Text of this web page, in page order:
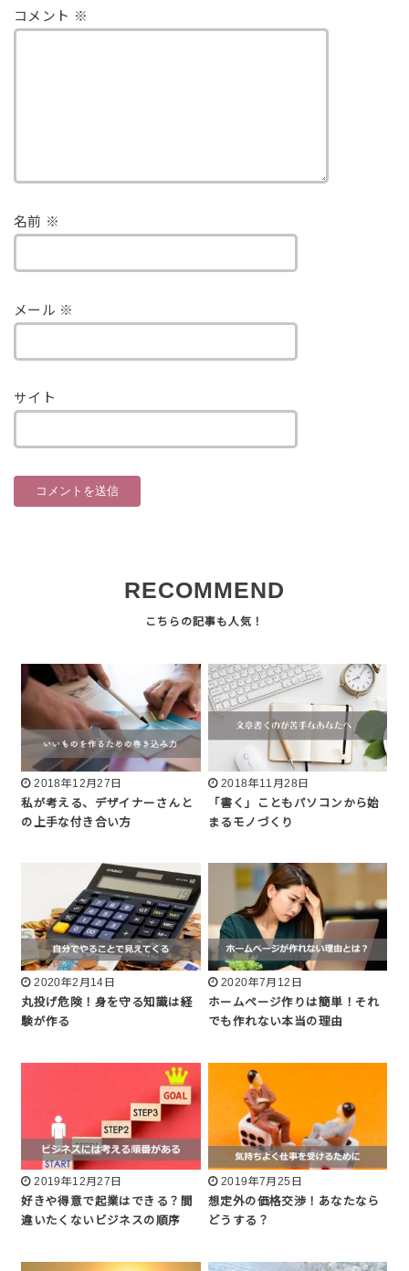
コメント ※
名前 ※
メール ※
サイト
RECOMMEND
2018年12月27日
私が考える、デザイナーさんと
の上手な付き合い方
2018年11月28日
「書く」こともパソコンから始
まるモノづくり
2020年2月14日
丸投げ危険！身を守る知識は経
験が作る
2020年7月12日
ホームページ作りは簡単！それ
でも作れない本当の理由
2019年12月27日
好きや得意で起業はできる？間
違いたくないビジネスの順序
2019年7月25日
想定外の価格交渉！あなたなら
どうする？